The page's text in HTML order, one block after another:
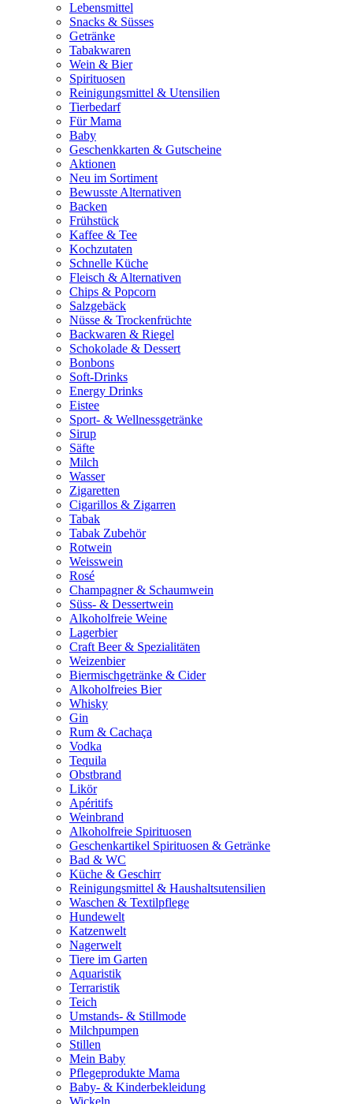
Lebensmittel
Snacks & Süsses
Getränke
Tabakwaren
Wein & Bier
Spirituosen
Reinigungsmittel & Utensilien
Tierbedarf
Für Mama
Baby
Geschenkkarten & Gutscheine
Aktionen
Neu im Sortiment
Bewusste Alternativen
Backen
Frühstück
Kaffee & Tee
Kochzutaten
Schnelle Küche
Fleisch & Alternativen
Chips & Popcorn
Salzgebäck
Nüsse & Trockenfrüchte
Backwaren & Riegel
Schokolade & Dessert
Bonbons
Soft-Drinks
Energy Drinks
Eistee
Sport- & Wellnessgetränke
Sirup
Säfte
Milch
Wasser
Zigaretten
Cigarillos & Zigarren
Tabak
Tabak Zubehör
Rotwein
Weisswein
Rosé
Champagner & Schaumwein
Süss- & Dessertwein
Alkoholfreie Weine
Lagerbier
Craft Beer & Spezialitäten
Weizenbier
Biermischgetränke & Cider
Alkoholfreies Bier
Whisky
Gin
Rum & Cachaça
Vodka
Tequila
Obstbrand
Likör
Apéritifs
Weinbrand
Alkoholfreie Spirituosen
Geschenkartikel Spirituosen & Getränke
Bad & WC
Küche & Geschirr
Reinigungsmittel & Haushaltsutensilien
Waschen & Textilpflege
Hundewelt
Katzenwelt
Nagerwelt
Tiere im Garten
Aquaristik
Terraristik
Teich
Umstands- & Stillmode
Milchpumpen
Stillen
Mein Baby
Pflegeprodukte Mama
Baby- & Kinderbekleidung
Wickeln